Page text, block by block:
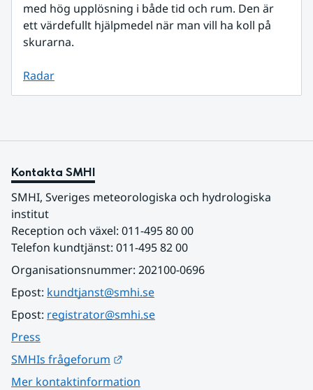
med hög upplösning i både tid och rum. Den är
ett värdefullt hjälpmedel när man vill ha koll på
skurarna.
Radar
Kontakta SMHI
SMHI, Sveriges meteorologiska och hydrologiska
institut
Reception och växel: 011-495 80 00
Telefon kundtjänst: 011-495 82 00
Organisationsnummer: 202100-0696
Epost: kundtjanst@smhi.se
Epost: registrator@smhi.se
Press
SMHIs frågeforum
Mer kontaktinformation